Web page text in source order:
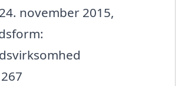
november 2015,